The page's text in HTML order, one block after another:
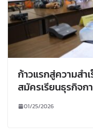
ก้าวแรกสู่ความสำ
สมัครเรียนธุรกิจก
01/25/2026